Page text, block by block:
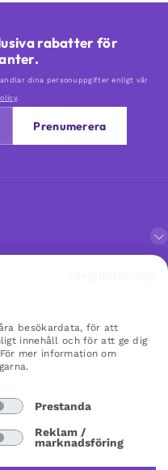
rabatter för
dina personuppgifter enligt vår
.
Prenumerera
ME
besökardata, för att
innehåll och för att ge dig
mer information om
Prestanda
Reklam /
marknadsföring